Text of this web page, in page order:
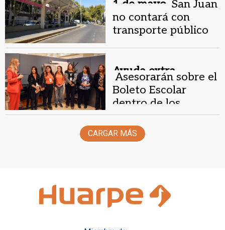
1 de mayo. San Juan
no contará con
transporte público
Ayuda extra.
Asesorarán sobre el
Boleto Escolar
dentro de los
colectivos de la Red
Tulum
CARGAR MÁS